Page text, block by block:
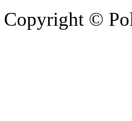
Copyright ©